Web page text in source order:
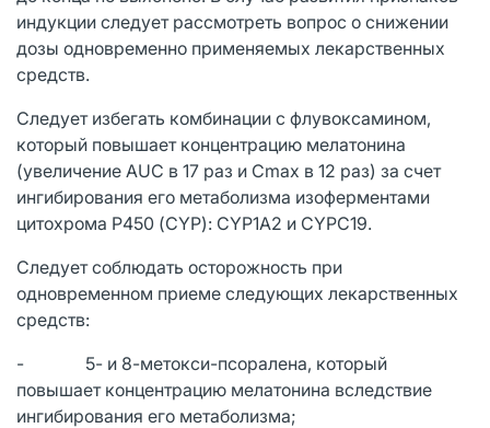
индукции следует рассмотреть вопрос о снижении
дозы одновременно применяемых лекарственных
средств.
Следует избегать комбинации с флувоксамином,
который повышает концентрацию мелатонина
(увеличение AUC в 17 раз и Cmax в 12 раз) за счет
ингибирования его метаболизма изоферментами
цитохрома Р450 (CYP): CYP1A2 и CYPC19.
Следует соблюдать осторожность при
одновременном приеме следующих лекарственных
средств:
- 5- и 8-метокси-псоралена, который
повышает концентрацию мелатонина вследствие
ингибирования его метаболизма;